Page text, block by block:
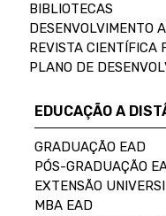
BIBLIOTECAS
DESENVOLVIMENTO
REVISTA CIENTÍFICA
PLANO DE
EDUCAÇÃO A
GRADUAÇÃO EAD
PÓS-GRADUAÇÃO
EXTENSÃO
MBA EAD